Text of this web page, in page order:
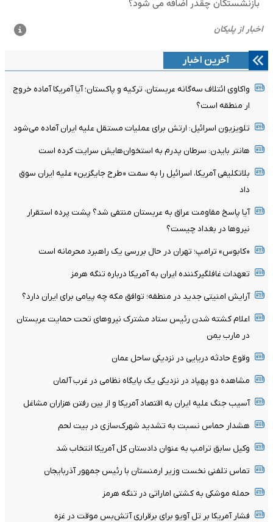
آخرین اخبار
واکاوی ائتلاف سه‌گانه عربستان، ترکیه و پاکستان؛ آیا آمریکا آماده خروج
ار منطقه است؟
تلویزیون اسرائیل: ارتش برای عملیات مستقل علیه ایران آماده می‌شود
هانتر بایدن: سرطان پدرم به استخوان‌هایش سرایت کرده است
بلاتکلیفی آمریکا، اسرائیل را به سمت «طرح جایگزین» علیه ایران سوق
داد
آیا پاسخ مقاومت عراق به عربستان منتفی شد؟ پشت پرده استقرار
نیروها در بغداد چیست؟
«کابوس» ترامپ؛ تهران در حال بررسی یک راهبرد محرمانه است
تعهدات غافلگیرکننده ایران به آمریکا درباره تنگه هرمز
آرایش امنیتی جدید در منطقه؛ توافق مکه چه پیامی برای ایران دارد؟
اعلام کشته شدن رئیس ستاد مشترک نیروهای تحت حمایت عربستان
در مارب یمن
وقوع حادثه دریایی در نزدیکی ساحل عمان
مشاهده دو پهپاد در نزدیکی یک پایگاه نظامی در غرب آلمان
آسیب جنگ علیه ایران به اقتصاد آمریکا و از بین رفتن هزاران مشاغل
هشدار حماس نسبت به تشدید شهرک‌سازی در بیت‌ لحم
وکیل سابق ترامپ به عنوان دادستان کل آمریکا انتخاب شد
تماس تلفنی نخست وزیر ارمنستان با رئیس جمهور آذربایجان
حمله موشکی به کشتی اماراتی در تنگه هرمز
فشار آمریکا بر تل ‌آویو برای برقراری آتش‌بس موقت در غزه